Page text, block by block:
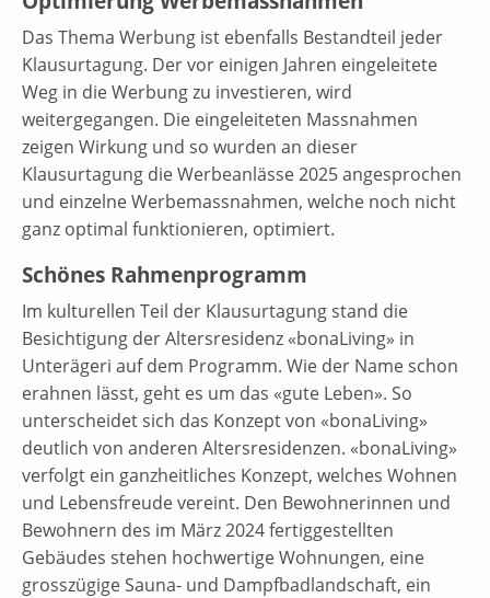
Das Thema Werbung ist ebenfalls Bestandteil jeder
Klausurtagung. Der vor einigen Jahren eingeleitete
Weg in die Werbung zu investieren, wird
weitergegangen. Die eingeleiteten Massnahmen
zeigen Wirkung und so wurden an dieser
Klausurtagung die Werbeanlässe 2025 angesprochen
und einzelne Werbemassnahmen, welche noch nicht
ganz optimal funktionieren, optimiert.
Schönes Rahmenprogramm
Im kulturellen Teil der Klausurtagung stand die
Besichtigung der Altersresidenz «bonaLiving» in
Unterägeri auf dem Programm. Wie der Name schon
erahnen lässt, geht es um das «gute Leben». So
unterscheidet sich das Konzept von «bonaLiving»
deutlich von anderen Altersresidenzen. «bonaLiving»
verfolgt ein ganzheitliches Konzept, welches Wohnen
und Lebensfreude vereint. Den Bewohnerinnen und
Bewohnern des im März 2024 fertiggestellten
Gebäudes stehen hochwertige Wohnungen, eine
grosszügige Sauna- und Dampfbadlandschaft, ein